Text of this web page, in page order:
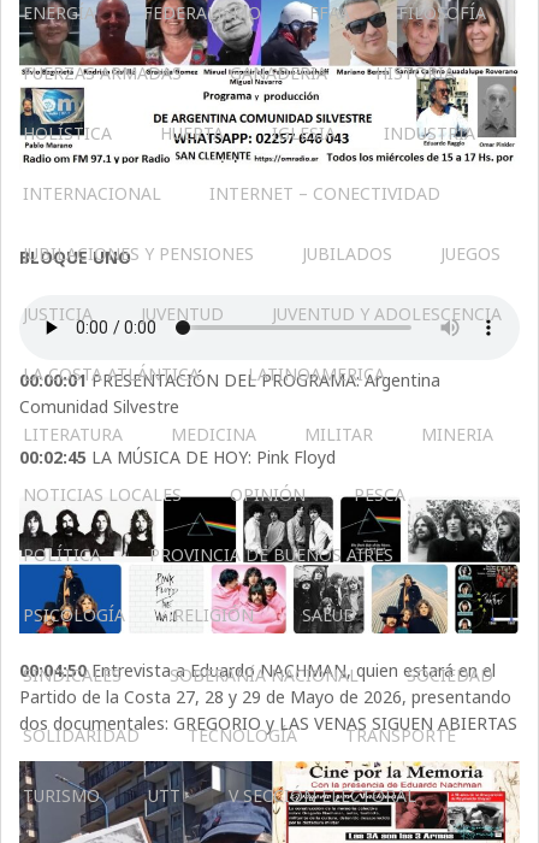
ENERGÍA FEDERALISMO FFAA FILOSOFÍA
FUERZAS ARMADAS GANADERIA HISTORIA
HOLÍSTICA HUERTA IGLESIA INDUSTRIA
INTERNACIONAL INTERNET – CONECTIVIDAD
JUBILACIONES Y PENSIONES JUBILADOS JUEGOS
JUSTICIA JUVENTUD JUVENTUD Y ADOLESCENCIA
LA COSTA ATLÁNTICA LATINOAMERICA
LITERATURA MEDICINA MILITAR MINERIA
NOTICIAS LOCALES OPINIÓN PESCA
POLÍTICA PROVINCIA DE BUENOS AIRES
PSICOLOGÍA RELIGIÓN SALUD
SINDICALES SOBERANÍA NACIONAL SOCIEDAD
SOLIDARIDAD TECNOLOGÍA TRANSPORTE
TURISMO UTT V SECCIÓN ELECTORAL
BLOQUE UNO
00:00:01PRESENTACIÓN DEL PROGRAMA: Argentina
Comunidad Silvestre
00:02:45 LA MÚSICA DE HOY: Pink Floyd
00:04:50Entrevista a Eduardo NACHMAN, quien estará en el
Partido de la Costa 27, 28 y 29 de Mayo de 2026, presentando
dos documentales: GREGORIO y LAS VENAS SIGUEN ABIERTAS